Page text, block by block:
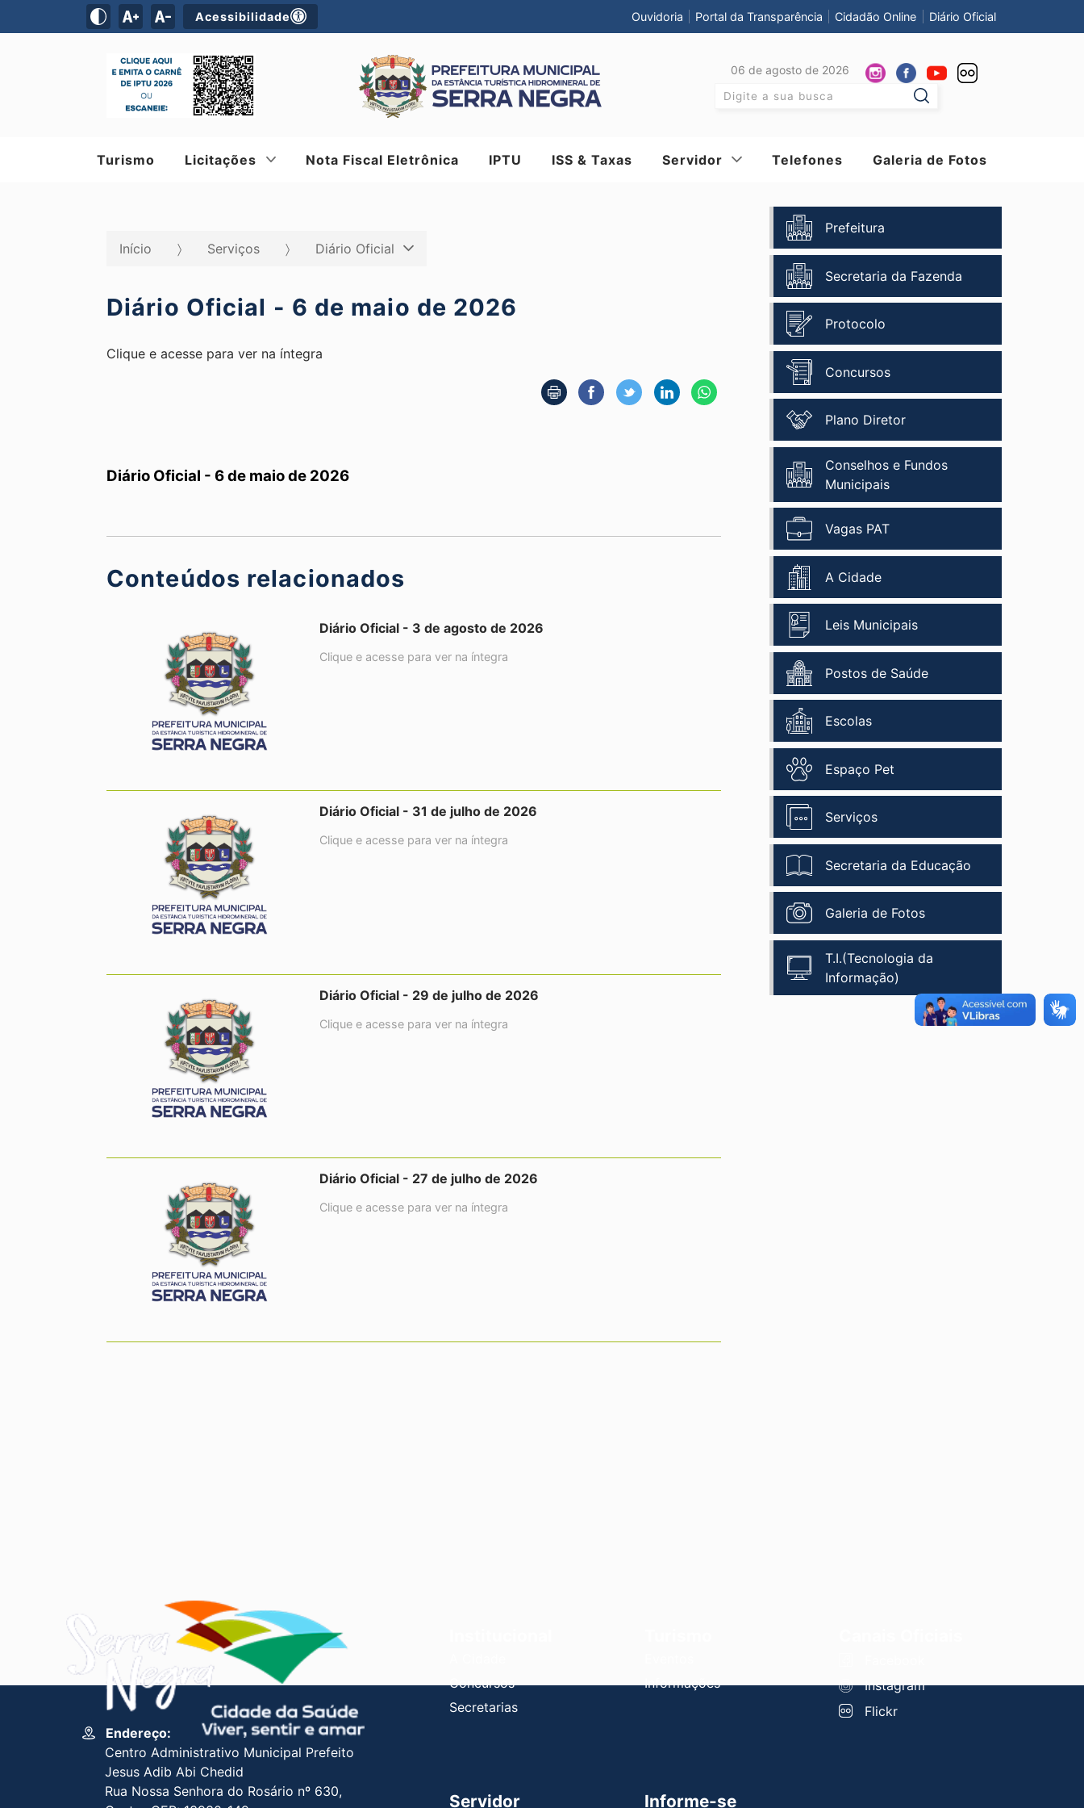
Acessibilidade Ouvidoria Portal da Transparência Cidadão Online Diário Oficial
06 de agosto de 2026
Turismo Licitações Nota Fiscal Eletrônica IPTU ISS & Taxas Servidor Telefones Galeria de Fotos
Início Serviços Diário Oficial
Diário Oficial - 6 de maio de 2026
Clique e acesse para ver na íntegra
Diário Oficial - 6 de maio de 2026
Conteúdos relacionados
Diário Oficial - 3 de agosto de 2026
Clique e acesse para ver na íntegra
Diário Oficial - 31 de julho de 2026
Clique e acesse para ver na íntegra
Diário Oficial - 29 de julho de 2026
Clique e acesse para ver na íntegra
Diário Oficial - 27 de julho de 2026
Clique e acesse para ver na íntegra
Prefeitura
Secretaria da Fazenda
Protocolo
Concursos
Plano Diretor
Conselhos e Fundos
Municipais
Vagas PAT
A Cidade
Leis Municipais
Postos de Saúde
Escolas
Espaço Pet
Serviços
Secretaria da Educação
Galeria de Fotos
T.I.(Tecnologia da
Informação)
Endereço:
Centro Administrativo Municipal Prefeito
Jesus Adib Abi Chedid
Rua Nossa Senhora do Rosário nº 630,
Concursos
Secretarias
Informações
Instagram
Flickr
Servidor Informe-se